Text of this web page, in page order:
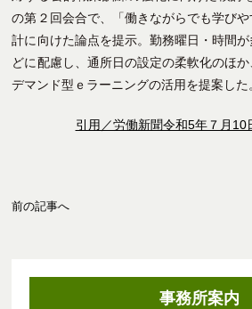
の第２回会合で、「働きながらでも学び
計に向けた論点を提示。勤務曜日・時間
どに配慮し、通所日の設定の柔軟化のほ
デマンド型ｅラーニングの活用を提案した
引用／労働新聞令和5年７月10
前の記事へ
事務所案内